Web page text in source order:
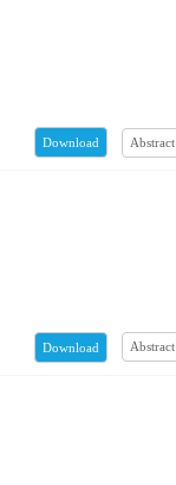
Download Abstract
Download Abstract